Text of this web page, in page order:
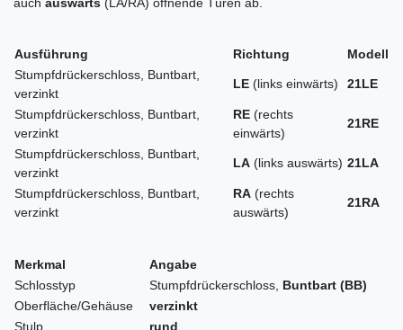
Ausführung Richtung
Modell
Stumpfdrückerschloss, Buntbart,
verzinkt
LE (links einwärts) 21LE
Stumpfdrückerschloss, Buntbart,
verzinkt
RE (rechts
einwärts)
21RE
Stumpfdrückerschloss, Buntbart,
verzinkt
LA (links auswärts) 21LA
Stumpfdrückerschloss, Buntbart,
verzinkt
RA (rechts
auswärts)
21RA
Merkmal
Angabe
Schlosstyp
Stumpfdrückerschloss, Buntbart (BB)
Oberfläche/Gehäuse
verzinkt
Stulp
rund